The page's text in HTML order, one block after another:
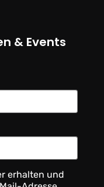
& Events
erhalten und